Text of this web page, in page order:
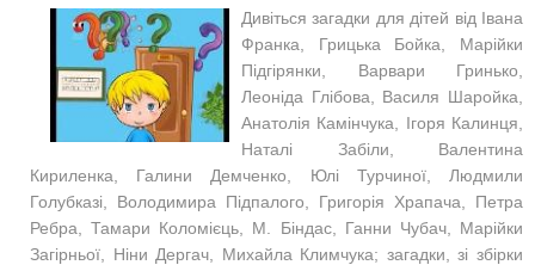
Дивіться загадки для дітей від Івана
Франка, Грицька Бойка, Марійки
Підгірянки, Варвари Гринько,
Леоніда Глібова, Василя Шаройка,
Анатолія Камінчука, Ігоря Калинця,
Наталі Забіли, Валентина
Кириленка, Галини Демченко, Юлі Турчиної, Людмили
Голубказі, Володимира Підпалого, Григорія Храпача, Петра
Ребра, Тамари Коломієць, М. Біндас, Ганни Чубач, Марійки
Загірньої, Ніни Дергач, Михайла Климчука; загадки, зі збірки